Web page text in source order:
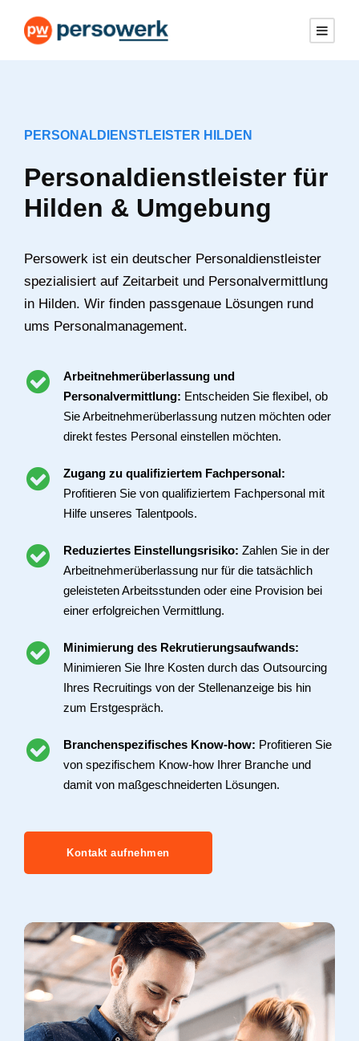
PERSONALDIENSTLEISTER HILDEN
Personaldienstleister für
Hilden & Umgebung
Persowerk ist ein deutscher Personaldienstleister
spezialisiert auf Zeitarbeit und Personalvermittlung
in Hilden. Wir finden passgenaue Lösungen rund
ums Personalmanagement.
Arbeitnehmerüberlassung und
Personalvermittlung: Entscheiden Sie flexibel, ob
Sie Arbeitnehmerüberlassung nutzen möchten oder
direkt festes Personal einstellen möchten.
Zugang zu qualifiziertem Fachpersonal:
Profitieren Sie von qualifiziertem Fachpersonal mit
Hilfe unseres Talentpools.
Reduziertes Einstellungsrisiko: Zahlen Sie in der
Arbeitnehmerüberlassung nur für die tatsächlich
geleisteten Arbeitsstunden oder eine Provision bei
einer erfolgreichen Vermittlung.
Minimierung des Rekrutierungsaufwands:
Minimieren Sie Ihre Kosten durch das Outsourcing
Ihres Recruitings von der Stellenanzeige bis hin
zum Erstgespräch.
Branchenspezifisches Know-how: Profitieren Sie
von spezifischem Know-how Ihrer Branche und
damit von maßgeschneiderten Lösungen.
Kontakt aufnehmen